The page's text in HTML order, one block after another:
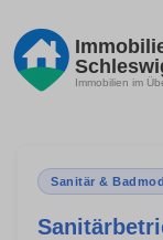
Immobilien im
Sanitär &